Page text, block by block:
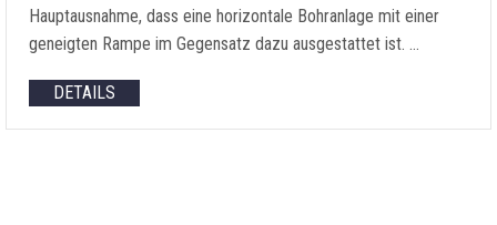
Hauptausnahme, dass eine horizontale Bohranlage mit einer
geneigten Rampe im Gegensatz dazu ausgestattet ist. …
DETAILS